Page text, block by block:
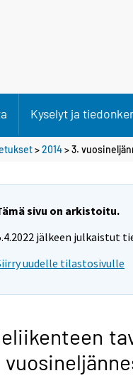
Kyselyt ja
>2014>3.
sivu on arkistoitu.
jälkeen julkaistut
uudelle tilastosivulle